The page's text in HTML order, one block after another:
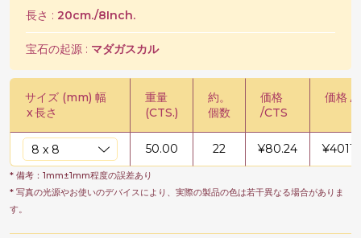
長さ : 20cm./8Inch.
宝石の起源 : マダガスカル
サイズ (mm) 幅
x長さ
重量
(CTS.)
約。
個数
価格
/CTS
価格 /
50.00 22 ¥80.24 ¥
* 備考：1mm±1mm程度の誤差あり
* 写真の光源やお使いのデバイスにより、実際の製品の色は若干異なる場合がありま
す。